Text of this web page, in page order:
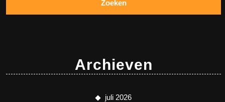
Archieven
juli 2026